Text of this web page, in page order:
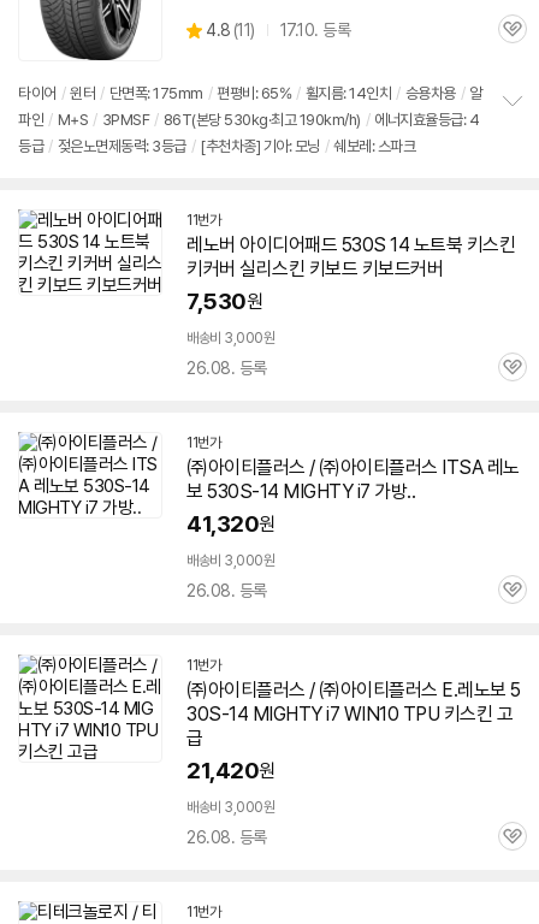
별
4.8 (상
11) 17.10. 등록
관
타이어 / 윈터 / 단면폭: 175mm / 편평비: 65% / 휠지름: 14인치 / 승용차용 / 알
파인 / M+S / 3PMSF / 86T(본당 530kg·최고 190km/h) / 에너지효율등급: 4
등급 / 젖은노면제동력: 3등급 / [추천차종] 기아: 모닝 / 쉐보레: 스파크
11번가
레노버 아이디어패드 530S 14 노트북 키스킨
키커버 실리스킨 키보드 키보드커버
7,530원
배송비 3,000원
26.08. 등록
관
11번가
㈜아이티플러스 / ㈜아이티플러스 ITSA 레노
보 530S-14 MIGHTY i7 가방..
41,320원
배송비 3,000원
26.08. 등록
관
11번가
㈜아이티플러스 / ㈜아이티플러스 E.레노보 5
30S-14 MIGHTY i7 WIN10 TPU 키스킨 고
급
21,420원
배송비 3,000원
26.08. 등록
관
11번가